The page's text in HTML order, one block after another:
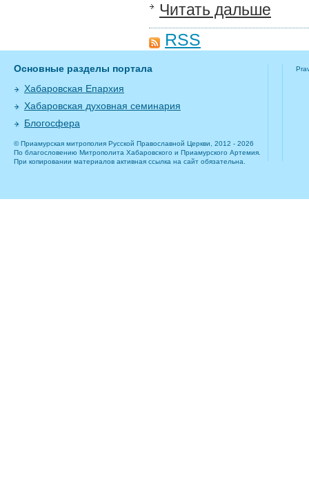
Читать дальше
RSS
Основные разделы портала
Хабаровская Епархия
Хабаровская духовная семинария
Блогосфера
© Приамурская митрополия Русской Православной Церкви, 2012 - 2026
По благословению Митрополита Хабаровского и Приамурского Артемия.
При копировании материалов активная ссылка на сайт обязательна.